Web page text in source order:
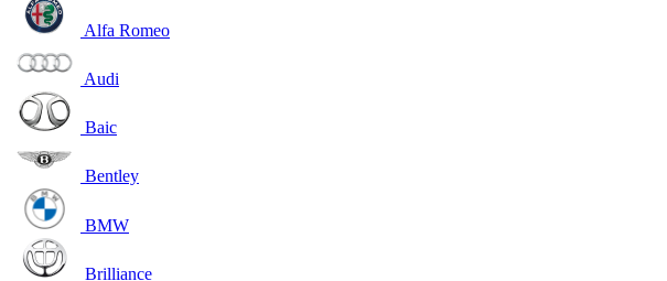
Alfa Romeo
Audi
Baic
Bentley
BMW
Brilliance